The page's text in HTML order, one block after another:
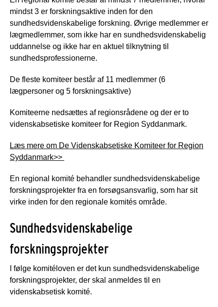
mindst 3 er forskningsaktive inden for den
sundhedsvidenskabelige forskning. Øvrige medlemmer er
lægmedlemmer, som ikke har en sundhedsvidenskabelig
uddannelse og ikke har en aktuel tilknytning til
sundhedsprofessionerne.
De fleste komiteer består af 11 medlemmer (6
lægpersoner og 5 forskningsaktive)
Komiteerne nedsættes af regionsrådene og der er to
videnskabsetiske komiteer for Region Syddanmark.
Læs mere om De Videnskabsetiske Komiteer for Region
Syddanmark>>
En regional komité behandler sundhedsvidenskabelige
forskningsprojekter fra en forsøgsansvarlig, som har sit
virke inden for den regionale komités område.
Sundhedsvidenskabelige
forskningsprojekter
I følge komitéloven er det kun sundhedsvidenskabelige
forskningsprojekter, der skal anmeldes til en
videnskabsetisk komité.